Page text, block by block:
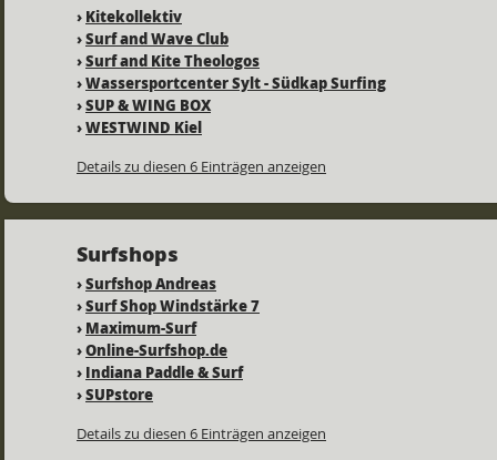
› Kitekollektiv
›Surf and Wave Club
›Surf and Kite Theologos
›Wassersportcenter Sylt - Südkap Surfing
›SUP & WING BOX
›WESTWIND Kiel
Details zu diesen 6 Einträgen anzeigen
Surfshops
›Surfshop Andreas
›Surf Shop Windstärke 7
› Maximum-Surf
›Online-Surfshop.de
› Indiana Paddle & Surf
›SUPstore
Details zu diesen 6 Einträgen anzeigen